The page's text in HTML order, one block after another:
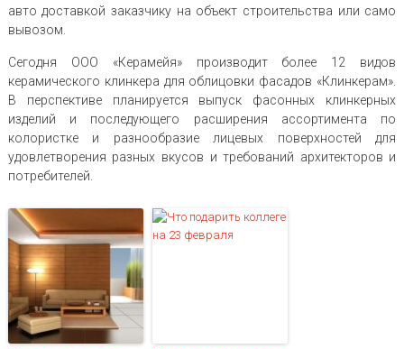
авто доставкой заказчику на объект строительства или само
вывозом.
Сегодня ООО «Керамейя» производит более 12 видов
керамического клинкера для облицовки фасадов «Клинкерам».
В перспективе планируется выпуск фасонных клинкерных
изделий и последующего расширения ассортимента по
колористке и разнообразие лицевых поверхностей для
удовлетворения разных вкусов и требований архитекторов и
потребителей.